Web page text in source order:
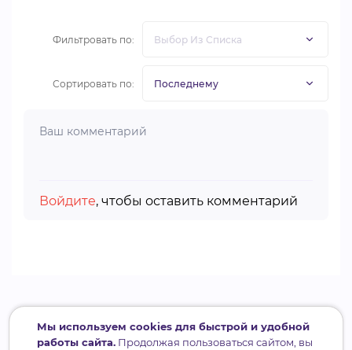
Фильтровать по:
Сортировать по:
Войдите, чтобы оставить комментарий
Мы используем cookies для быстрой и удобной
работы сайта. Продолжая пользоваться сайтом, вы